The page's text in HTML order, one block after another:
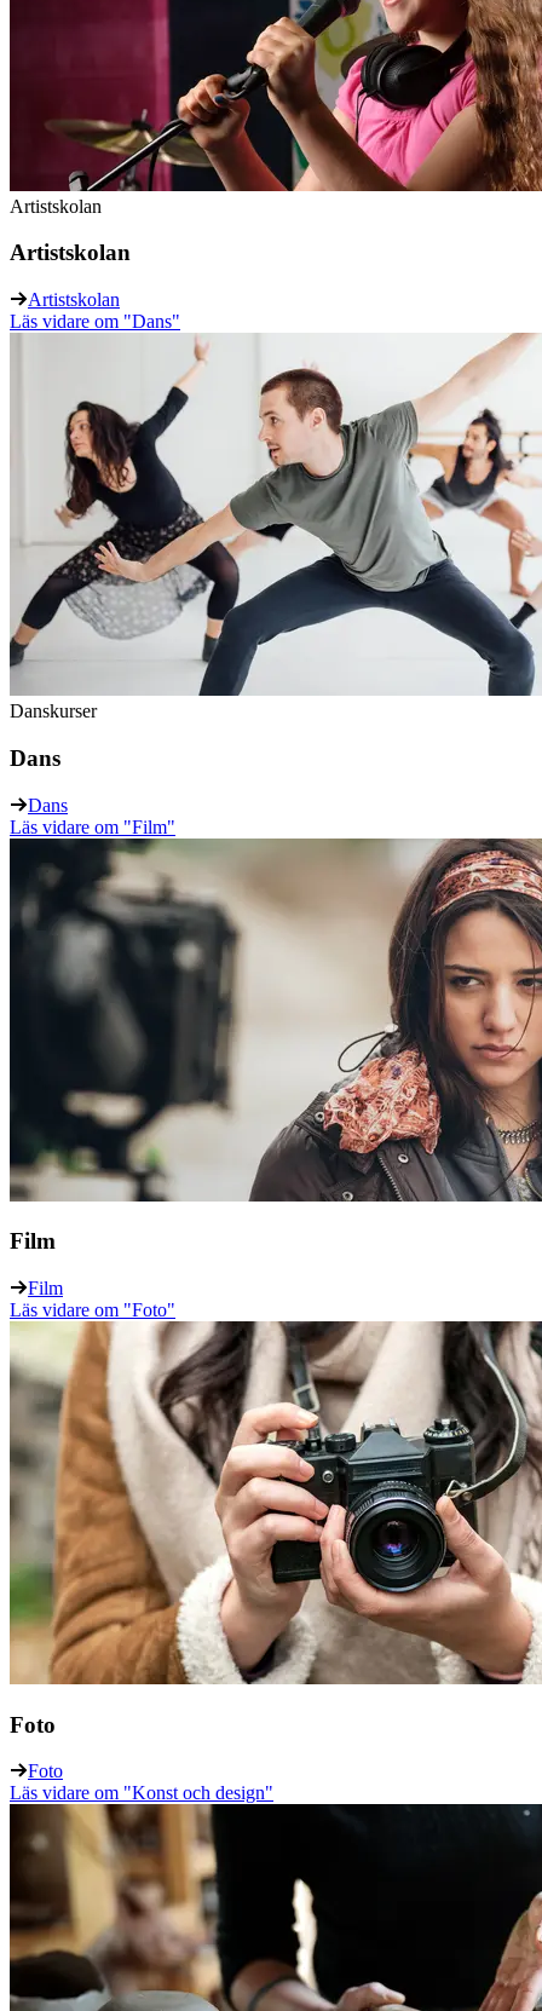
Artistskolan
Artistskolan
Artistskolan
Läs vidare om "Dans"
Danskurser
Dans
Dans
Läs vidare om "Film"
Film
Film
Läs vidare om "Foto"
Foto
Foto
Läs vidare om "Konst och design"